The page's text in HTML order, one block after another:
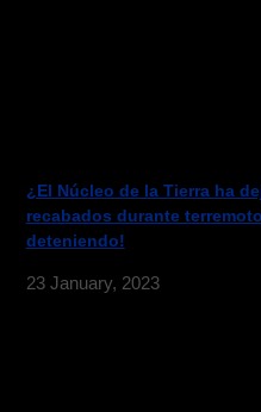
¿El Núcleo de la Tierra ha
recabados durante
deteniendo!
23 January, 2023